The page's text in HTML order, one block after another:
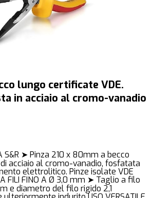
lungo certificate VDE.
in acciaio al cromo-vanadio
S&R ➤ Pinza 210 x 80mm a becco
acciaio al cromo-vanadio, fosfatata
elettrolitico. Pinze isolate VDE
FILI FINO A Ø 3,0 mm ➤ Taglio a filo
e diametro del filo rigido 2,1